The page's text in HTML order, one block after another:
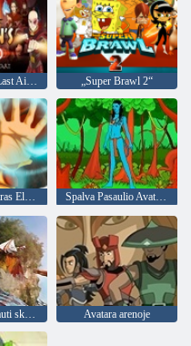
Avataras The Last Airbender: Sozin’s Echo „Super Brawl 2“
Avatara magistras Elements Spalva Pasaulio Avataras
Nuotrauka - gauti skaičių Avatara arenoje